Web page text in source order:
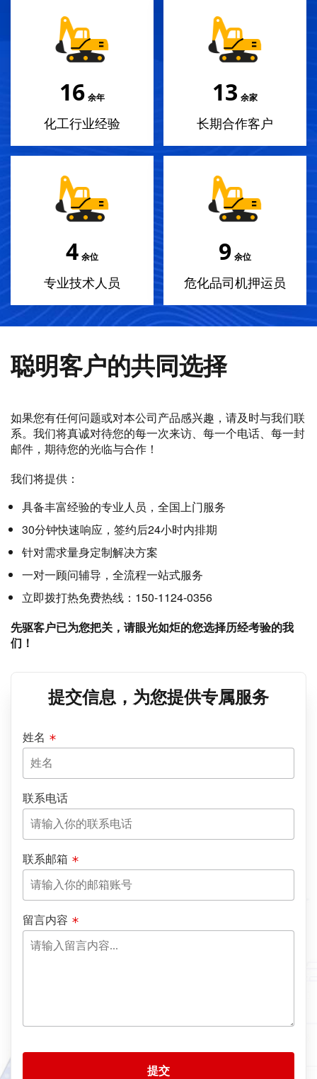
18 余年
化工行业经验
14 余家
长期合作客户
4 余位
专业技术人员
10 余位
危化品司机押运员
聪明客户的共同选择
如果您有任何问题或对本公司产品感兴趣，请及时与我们联
系。我们将真诚对待您的每一次来访、每一个电话、每一封
邮件，期待您的光临与合作！
我们将提供：
具备丰富经验的专业人员，全国上门服务
30分钟快速响应，签约后24小时内排期
针对需求量身定制解决方案
一对一顾问辅导，全流程一站式服务
立即拨打热免费热线：150-1124-0356
先驱客户已为您把关，请眼光如炬的您选择历经考验的我
们！
提交信息，为您提供专属服务
姓名
联系电话
联系邮箱
留言内容
提交